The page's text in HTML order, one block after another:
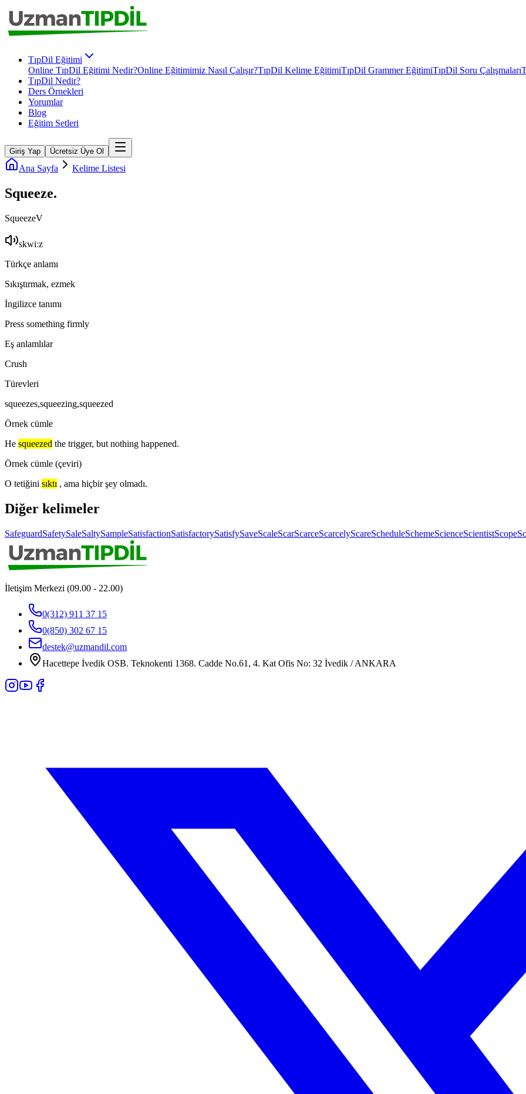
TıpDil Eğitimi
Online TıpDil Eğitimi Nedir?Online Eğitimimiz Nasıl Çalışır?TıpDil Kelime EğitimiTıpDil Grammer EğitimiTıpDil Soru Çalışmaları
TıpDil Nedir?
Ders Örnekleri
Yorumlar
Blog
Eğitim Setleri
Giriş Yap Ücretsiz Üye Ol
Ana Sayfa Kelime Listesi
Squeeze.
SqueezeV
skwiːz
Türkçe anlamı
Sıkıştırmak, ezmek
İngilizce tanımı
Press something firmly
Eş anlamlılar
Crush
Türevleri
squeezes,squeezing,squeezed
Örnek cümle
He squeezed the trigger, but nothing happened.
Örnek cümle (çeviri)
O tetiğini sıktı , ama hiçbir şey olmadı.
Diğer kelimeler
SafeguardSafetySaleSaltySampleSatisfactionSatisfactorySatisfySaveScaleScarScarceScarcelyScareScheduleSchemeScienceScientistScope
İletişim Merkezi (09.00 - 22.00)
0(312) 911 37 15
0(850) 302 67 15
destek@uzmandil.com
Hacettepe İvedik OSB. Teknokenti 1368. Cadde No.61, 4. Kat Ofis No: 32 İvedik / ANKARA